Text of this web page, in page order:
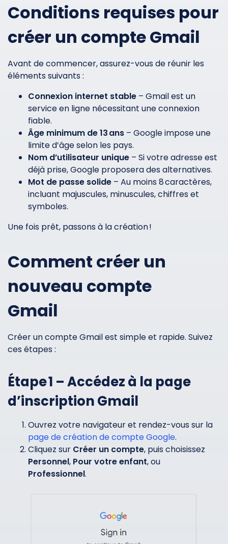
Conditions requises pour
créer un compte Gmail
Avant de commencer, assurez-vous de réunir les
éléments suivants :
Connexion internet stable – Gmail est un
service en ligne nécessitant une connexion
fiable.
Âge minimum de 13 ans – Google impose une
limite d’âge selon les pays.
Nom d’utilisateur unique – Si votre adresse est
déjà prise, Google proposera des alternatives.
Mot de passe solide – Au moins 8 caractères,
incluant majuscules, minuscules, chiffres et
symboles.
Une fois prêt, passons à la création !
Comment créer un
nouveau compte
Gmail
Créer un compte Gmail est simple et rapide. Suivez
ces étapes :
Étape 1 – Accédez à la page
d’inscription Gmail
Ouvrez votre navigateur et rendez-vous sur la
page de création de compte Google.
Cliquez sur Créer un compte, puis choisissez
Personnel, Pour votre enfant, ou
Professionnel.